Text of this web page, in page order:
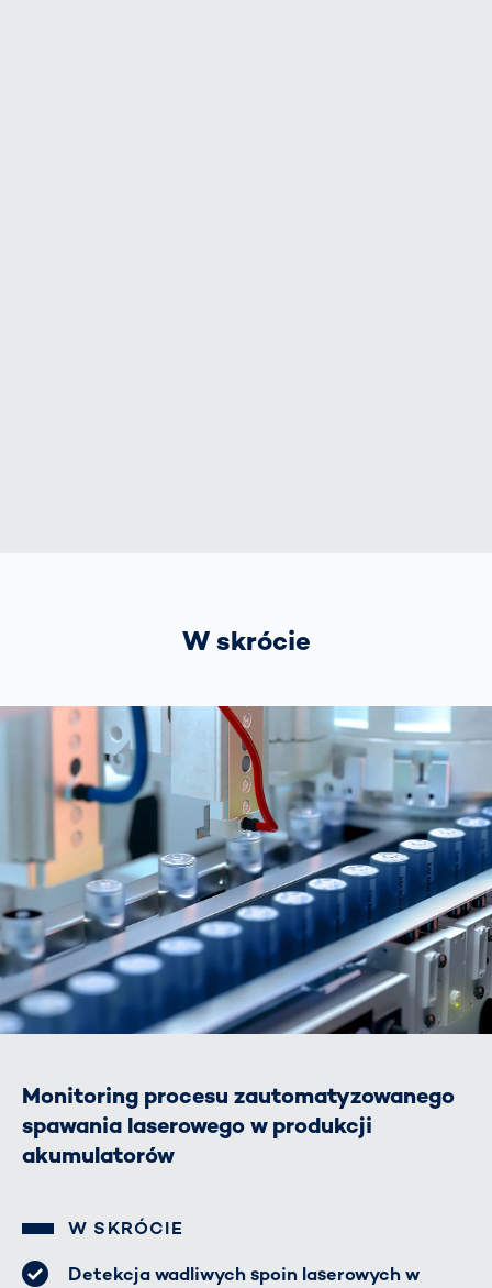
W skrócie
Monitoring procesu zautomatyzowanego
spawania laserowego w produkcji
akumulatorów
W SKRÓCIE
Detekcja wadliwych spoin laserowych w